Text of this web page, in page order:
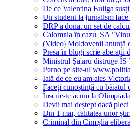
De ce Valentina Buliga
Un student la jurnalism
DRP a donat un set de
Calomnia în cazul SA
(Video) Moldovenii anunță
Presa în blugi scrie aberații
Ministrul Șalaru distruge ÎS
Porno pe site-ul
Iată de ce eu am ales
Faceți cunoștință cu băiatul
Înscrie-te acum la
Devii mai deștept dacă
Din 1 mai, calitatea unor
Criminal din Cimişlia